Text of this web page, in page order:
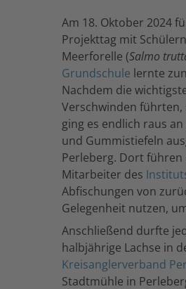
Am 18. Oktober 2024
Projekttag mit
Meerforelle (Salmo
Grundschule lernte
Nachdem die
Verschwinden
ging es endlich raus
und Gummistiefeln
Perleberg. Dort führen
Mitarbeiter des
Abfischungen von
Gelegenheit nutzen,
Anschließend durfte
halbjährige Lachse in
Kreisanglerverband
Stadtmühle in